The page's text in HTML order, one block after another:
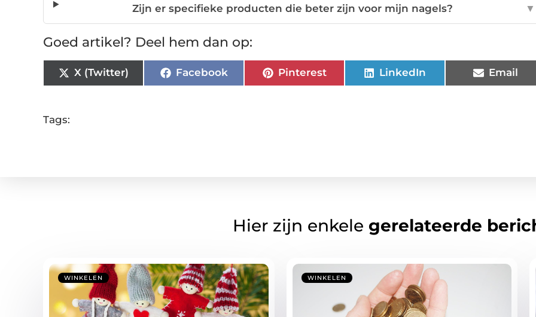
Zijn er specifieke producten die beter zijn voor mijn nagels? ▼
Goed artikel? Deel hem dan op:
X (Twitter) Facebook Pinterest LinkedIn Email
Tags:
Hier zijn enkele gerelateerde
WINKELEN WINKELEN